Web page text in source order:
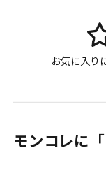
お気に入り
モンコレに